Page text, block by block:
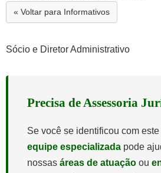
« Voltar para Informativos
Sócio e Diretor Administrativo
Precisa de Assessoria
Se você se identificou com
equipe especializada pode
nossas áreas de atuação ou